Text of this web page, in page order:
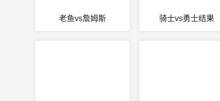
老鱼vs詹姆斯 骑士vs勇士结果